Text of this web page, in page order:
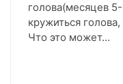
голова(месяцев
кружиться
Что это может…